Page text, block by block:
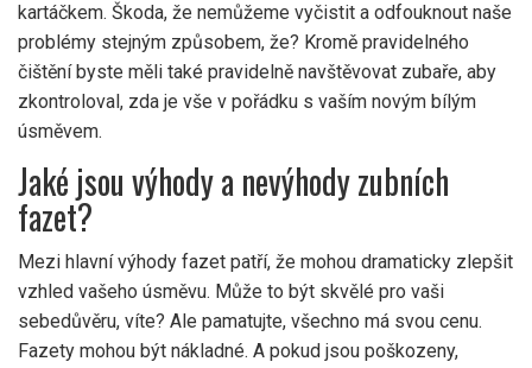
kartáčkem. Škoda, že nemůžeme vyčistit a odfouknout naše
problémy stejným způsobem, že? Kromě pravidelného
čištění byste měli také pravidelně navštěvovat zubaře, aby
zkontroloval, zda je vše v pořádku s vaším novým bílým
úsměvem.
Jaké jsou výhody a nevýhody zubních
fazet?
Mezi hlavní výhody fazet patří, že mohou dramaticky zlepšit
vzhled vašeho úsměvu. Může to být skvělé pro vaši
sebedůvěru, víte? Ale pamatujte, všechno má svou cenu.
Fazety mohou být nákladné. A pokud jsou poškozeny,